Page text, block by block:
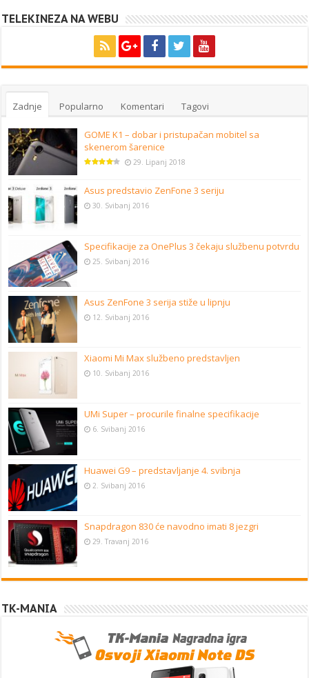
TELEKINEZA NA WEBU
Zadnje Popularno Komentari Tagovi
GOME K1 – dobar i pristupačan mobitel sa
skenerom šarenice
29. Lipanj 2018
Asus predstavio ZenFone 3 seriju
30. Svibanj 2016
Specifikacije za OnePlus 3 čekaju službenu potvrdu
25. Svibanj 2016
Asus ZenFone 3 serija stiže u lipnju
12. Svibanj 2016
Xiaomi Mi Max službeno predstavljen
10. Svibanj 2016
UMi Super – procurile finalne specifikacije
6. Svibanj 2016
Huawei G9 – predstavljanje 4. svibnja
2. Svibanj 2016
Snapdragon 830 će navodno imati 8 jezgri
29. Travanj 2016
TK-MANIA